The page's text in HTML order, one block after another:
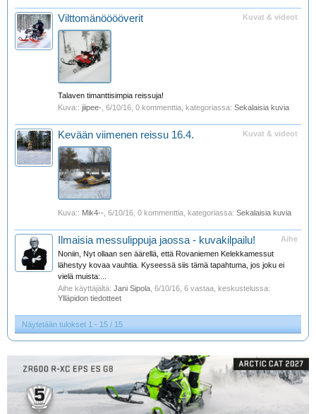
Kuvat & videot
Vilttomänööööverit
Talaven timanttisimpia reissuja!
Kuva:: jiipee- 6/10/16 , 0 kommenttia, kategoriassa: Sekalaisia kuvia
Kuvat & videot
Kevään viimenen reissu 16.4.
Kuva:: Mik4-- 6/10/16 , 0 kommenttia, kategoriassa: Sekalaisia kuvia
Aihe
Ilmaisia messulippuja jaossa - kuvakilpailu!
Noniin, Nyt ollaan sen äärellä, että Rovaniemen Kelekkamessut
lähestyy kovaa vauhtia. Kyseessä siis tämä tapahtuma, jos joku ei
vielä muista:...
Aihe käyttäjältä: Jani Sipola 6/10/16 , 6 vastaa, keskustelussa:
Ylläpidon tiedotteet
Näytetään tulokset 1 - 15 / 15